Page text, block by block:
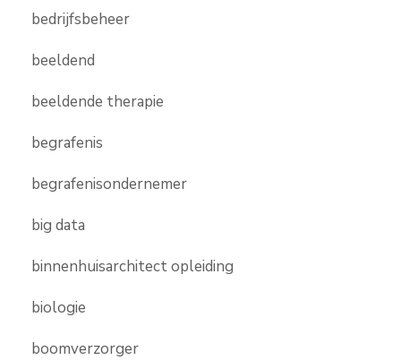
bedrijfsbeheer
beeldend
beeldende therapie
begrafenis
begrafenisondernemer
big data
binnenhuisarchitect opleiding
biologie
boomverzorger